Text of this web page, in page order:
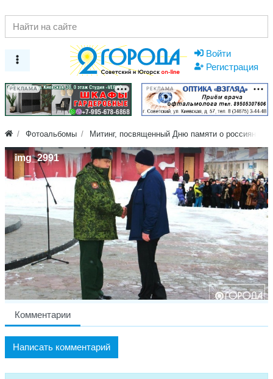
Войти
Регистрация
РЕКЛАМА РЕКЛАМА
Фотоальбомы Митинг, посвященный Дню памяти о россиянах,
img_2991
Комментарии
Написать комментарий